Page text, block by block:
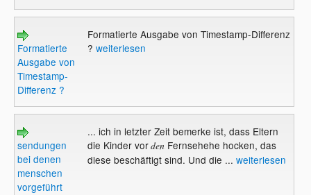
Formatierte
Ausgabe von
Timestamp-
Differenz ?
Formatierte Ausgabe von Timestamp-Differenz
? weiterlesen
sendungen
bei denen
menschen
vorgeführt
... ich in letzter Zeit bemerke ist, dass Eltern
die Kinder vordenFernsehehe hocken, das
diese beschäftigt sind. Und die ... weiterlesen